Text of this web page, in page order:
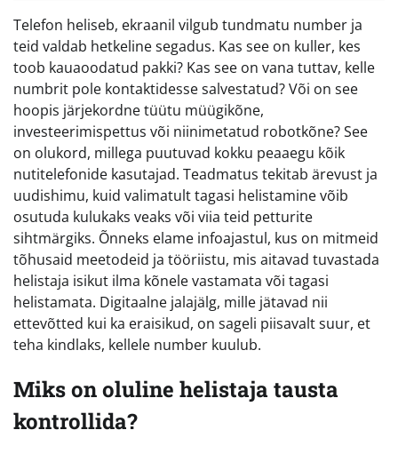
Telefon heliseb, ekraanil vilgub tundmatu number ja
teid valdab hetkeline segadus. Kas see on kuller, kes
toob kauaoodatud pakki? Kas see on vana tuttav, kelle
numbrit pole kontaktidesse salvestatud? Või on see
hoopis järjekordne tüütu müügikõne,
investeerimispettus või niinimetatud robotkõne? See
on olukord, millega puutuvad kokku peaaegu kõik
nutitelefonide kasutajad. Teadmatus tekitab ärevust ja
uudishimu, kuid valimatult tagasi helistamine võib
osutuda kulukaks veaks või viia teid petturite
sihtmärgiks. Õnneks elame infoajastul, kus on mitmeid
tõhusaid meetodeid ja tööriistu, mis aitavad tuvastada
helistaja isikut ilma kõnele vastamata või tagasi
helistamata. Digitaalne jalajälg, mille jätavad nii
ettevõtted kui ka eraisikud, on sageli piisavalt suur, et
teha kindlaks, kellele number kuulub.
Miks on oluline helistaja tausta
kontrollida?